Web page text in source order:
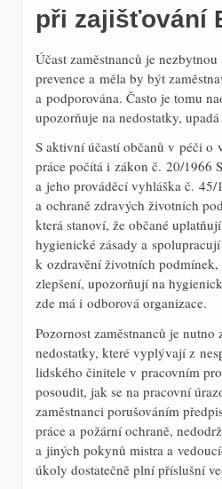
při zajišťování
Účast zaměstnanců je nezbytnou
prevence a měla by být
a podporována. Často je tomu
upozorňuje na nedostatky,
S aktivní účastí občanů v péči o
práce počítá i zákon č. 20/1966
a jeho prováděcí vyhláška č.
a ochraně zdravých životních
která stanoví, že občané
hygienické zásady a
k ozdravění životních
zlepšení, upozorňují na
zde má i odborová organizace.
Pozornost zaměstnanců je nutno
nedostatky, které vyplývají z
lidského činitele v pracovním
posoudit, jak se na pracovní
zaměstnanci porušováním
práce a požární ochraně,
a jiných pokynů mistra a
úkoly dostatečně plní příslušní